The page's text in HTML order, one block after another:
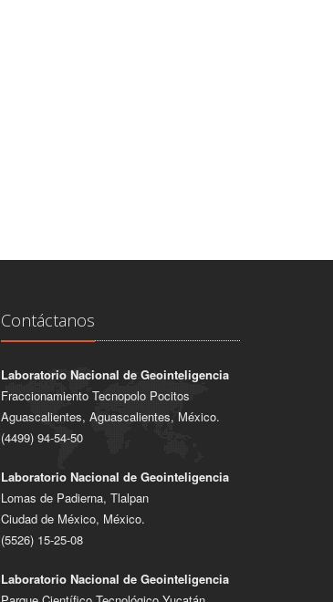
Contáctanos
Laboratorio Nacional de Geointeligencia
Fraccionamiento Tecnopolo Pocitos
Aguascalientes, Aguascalientes, México.
(4499) 94-54-50
Laboratorio Nacional de Geointeligencia
Lomas de Padierna, Tlalpan
Ciudad de México, México.
(5526) 15-25-08
Laboratorio Nacional de Geointeligencia